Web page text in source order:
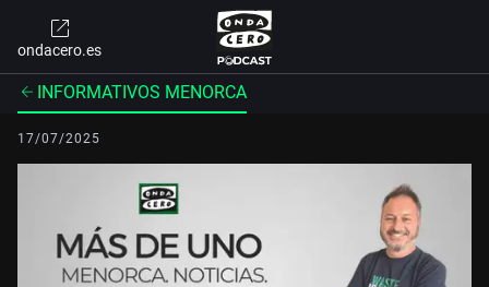
ondacero.es
INFORMATIVOS MENORCA
17/07/2025